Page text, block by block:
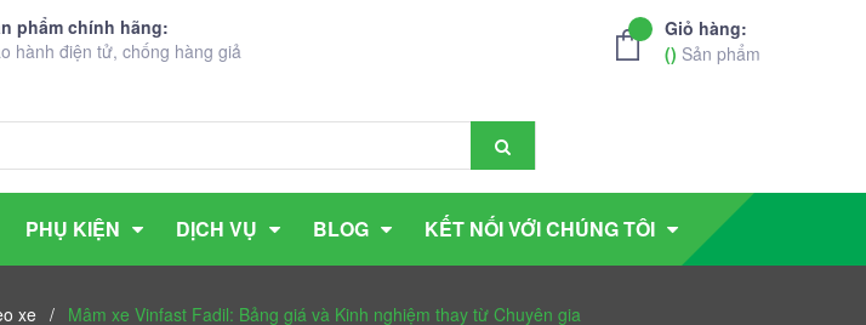
phẩm chính hãng:
hành điện tử, chống hàng giả
Giỏ hàng:
() Sản phẩm
PHỤ KIỆN DỊCH VỤ BLOG KẾT NỐI VỚI CHÚNG TÔI
xe / Mâm xe Vinfast Fadil: Bảng giá và Kinh nghiệm thay từ Chuyên gia